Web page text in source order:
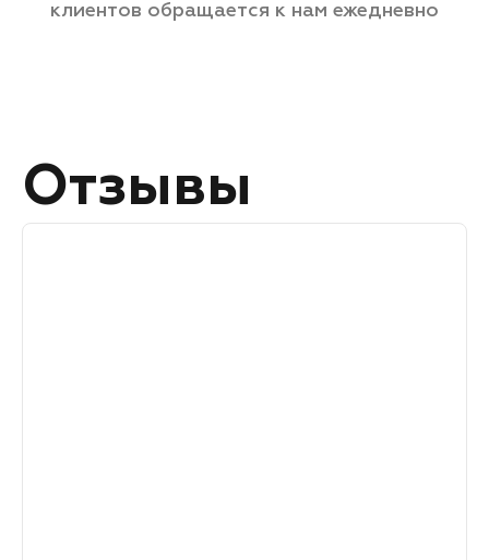
клиентов обращается к нам ежедневно
Отзывы